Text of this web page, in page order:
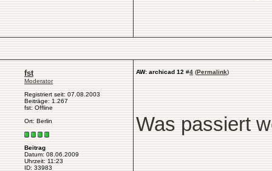
fst
Moderator
Registriert seit: 07.08.2003
Beiträge: 1.267
fst: Offline
Ort: Berlin
Beitrag
Datum: 08.06.2009
Uhrzeit: 11:23
ID: 33983
AW: archicad 12 #4 (Permalink)
Was passiert